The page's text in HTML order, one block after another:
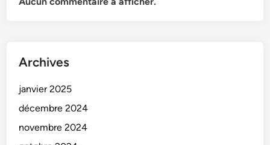
Archives
janvier 2025
décembre 2024
novembre 2024